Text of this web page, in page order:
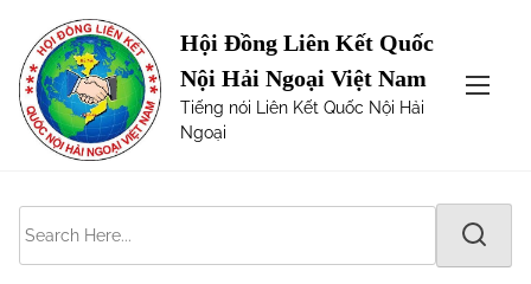
Hội Đồng Liên Kết Quốc
Nội Hải Ngoại Việt Nam
Tiếng nói Liên Kết Quốc Nội Hải
Ngoại
Page not Found
The requested url was not found on this server. Maybe
try one of the links below or a search?
e